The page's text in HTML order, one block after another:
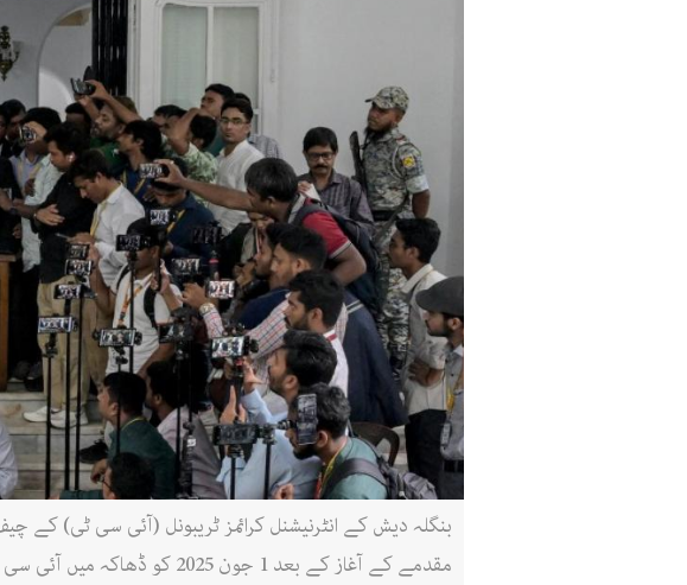
بنگلہ دیش کے انٹرنیشنل کرائمز ٹریبونل (آئی سی ٹی) کے
مقدمے کے آغاز کے بعد 1